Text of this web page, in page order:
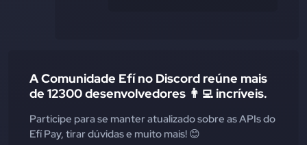
A Comunidade Efí no Discord reúne mais
de 12300 desenvolvedores 👨‍💻 incríveis.
Participe para se manter atualizado sobre as APIs do
Efí Pay, tirar dúvidas e muito mais! 😊